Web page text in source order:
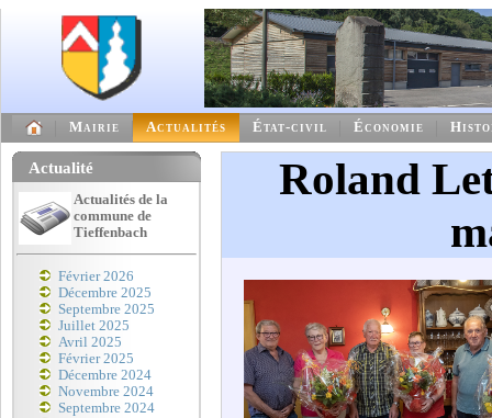
Mairie Actualités État-civil Économie
Actualité
Actualités de la
commune de
Tieffenbach
Février 2026
Décembre 2025
Septembre 2025
Juillet 2025
Avril 2025
Février 2025
Décembre 2024
Novembre 2024
Septembre 2024
Roland